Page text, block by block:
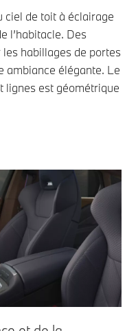
ciel de toit à éclairage
l’habitacle. Des
habillages de portes
ambiance élégante. Le
lignes est géométrique